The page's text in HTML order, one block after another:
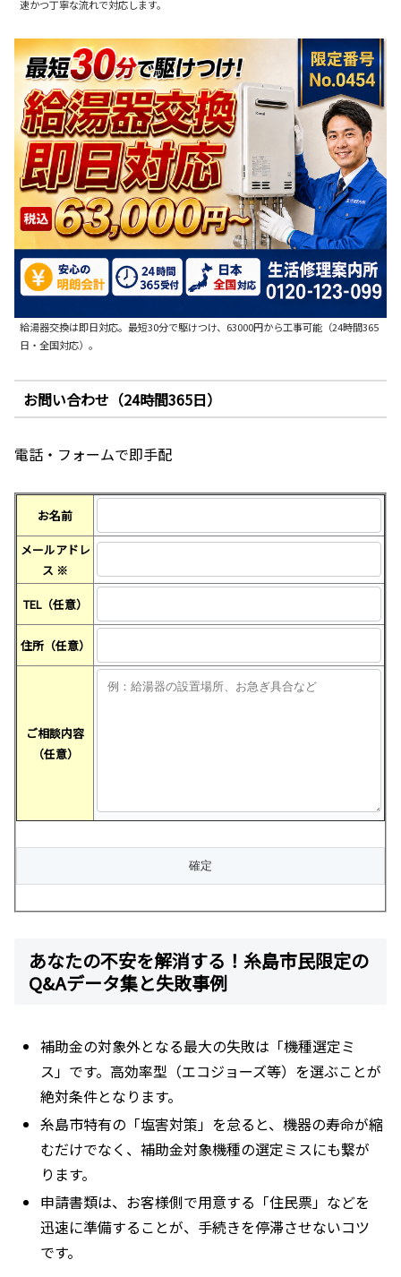
速かつ丁寧な流れで対応します。
給湯器交換は即日対応。最短30分で駆けつけ、63000円から工事可能（24時間365
日・全国対応）。
お問い合わせ（24時間365日）
電話・フォームで即手配
お名前
メールアドレ
ス ※
TEL（任意）
住所（任意）
ご相談内容
（任意）
あなたの不安を解消する！糸島市民限定の
Q&Aデータ集と失敗事例
補助金の対象外となる最大の失敗は「機種選定ミ
ス」です。高効率型（エコジョーズ等）を選ぶことが
絶対条件となります。
糸島市特有の「塩害対策」を怠ると、機器の寿命が縮
むだけでなく、補助金対象機種の選定ミスにも繋が
ります。
申請書類は、お客様側で用意する「住民票」などを
迅速に準備することが、手続きを停滞させないコツ
です。